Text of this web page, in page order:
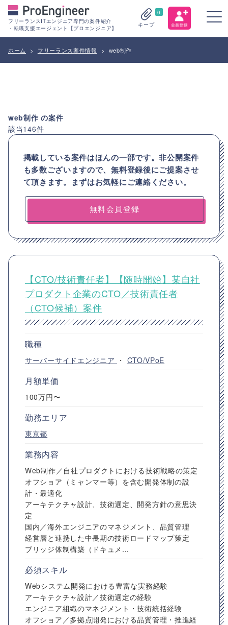
フリーランスITエンジニア専門の案件紹介
・転職支援エージェント【プロエンジニア】
0
キープ
ホーム > フリーランス案件情報 > web制作
web制作の案件
該当146件
掲載している案件はほんの一部です。非公開案件
も多数ございますので、無料登録後にご提案させ
て頂きます。まずはお気軽にご連絡ください。
無料会員登録
【CTO/技術責任者】【随時開始】某自社
プロダクト企業のCTO／技術責任者
（CTO候補）案件
職種
サーバーサイドエンジニア ・ CTO/VPoE
月額単価
100万円〜
勤務エリア
東京都
業務内容
Web制作／自社プロダクトにおける技術戦略の策定
オフショア（ミャンマー等）を含む開発体制の設
計・最適化
アーキテクチャ設計、技術選定、開発方針の意思決
定
国内／海外エンジニアのマネジメント、品質管理
経営層と連携した中長期の技術ロードマップ策定
ブリッジ体制構築（ドキュメ...
必須スキル
Webシステム開発における豊富な実務経験
アーキテクチャ設計／技術選定の経験
エンジニア組織のマネジメント・技術統括経験
オフショア／多拠点開発における品質管理・推進経